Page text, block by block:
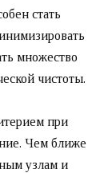
стать
множество
чистоты.
при
Чем ближе
узлам и